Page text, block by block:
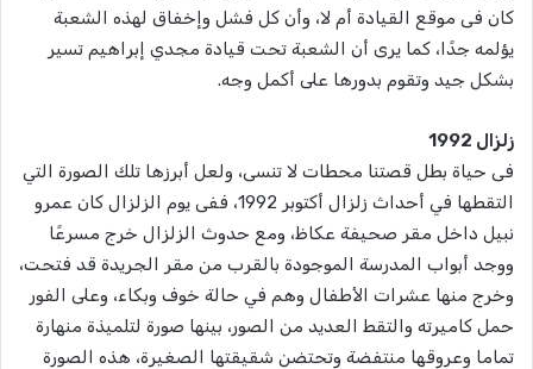
كان فى موقع القيادة أم لا، وأن كل فشل وإخفاق لهذه الشعبة
يؤلمه جدًا، كما يرى أن الشعبة تحت قيادة مجدي إبراهيم تسير
بشكل جيد وتقوم بدورها على أكمل وجه.
زلزال 1992
فى حياة بطل قصتنا محطات لا تنسى، ولعل أبرزها تلك الصورة التي
التقطها في أحداث زلزال أكتوبر 1992، ففى يوم الزلزال كان عمرو
نبيل داخل مقر صحيفة عكاظ، ومع حدوث الزلزال خرج مسرعًا
ووجد أبواب المدرسة الموجودة بالقرب من مقر الجريدة قد فتحت،
وخرج منها عشرات الأطفال وهم في حالة خوف وبكاء، وعلى الفور
حمل كاميرته والتقط العديد من الصور، بينها صورة لتلميذة منهارة
تماما وعروقها منتفضة وتحتضن شقيقتها الصغيرة، هذه الصورة